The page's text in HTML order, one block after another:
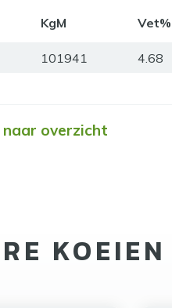
KgM Vet%
101941 4.68
naar overzicht
KOEIEN